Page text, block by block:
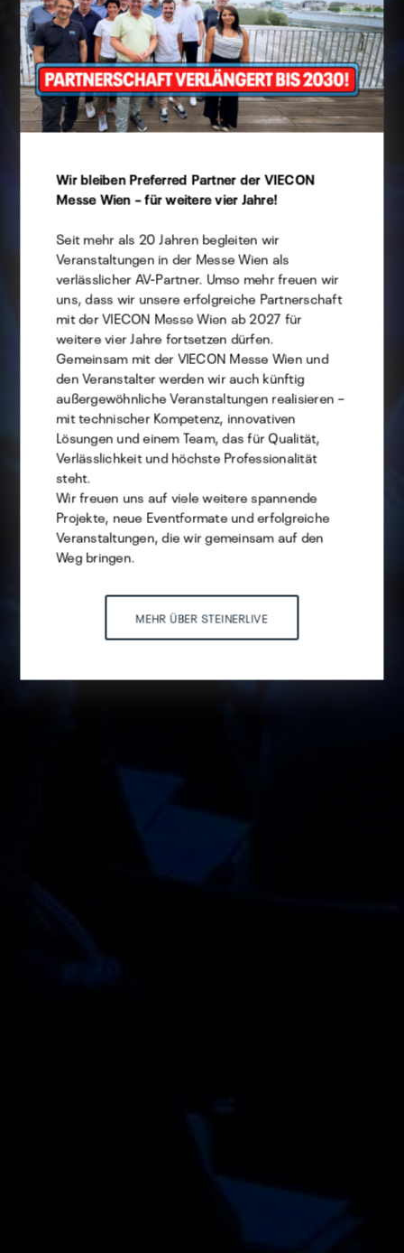
Cookie Präferenzen
Diese Website verwendet Cookies -
welche Sie davon zulassen möchten.
Technisch
Statistik
Marketing
Auswahl speichern
Wir bleiben Preferred Partner der VIECON
Messe Wien – für weitere vier Jahre!
Seit mehr als 20 Jahren begleiten wir
Veranstaltungen in der Messe Wien als
verlässlicher AV-Partner. Umso mehr freuen wir
uns, dass wir unsere erfolgreiche Partnerschaft
mit der VIECON Messe Wien ab 2027 für
weitere vier Jahre fortsetzen dürfen.
Gemeinsam mit der VIECON Messe Wien und
den Veranstalter werden wir auch künftig
außergewöhnliche Veranstaltungen realisieren –
mit technischer Kompetenz, innovativen
Lösungen und einem Team, das für Qualität,
Verlässlichkeit und höchste Professionalität
steht.
Wir freuen uns auf viele weitere spannende
Projekte, neue Eventformate und erfolgreiche
Veranstaltungen, die wir gemeinsam auf den
Weg bringen.
MEHR ÜBER STEINERLIVE